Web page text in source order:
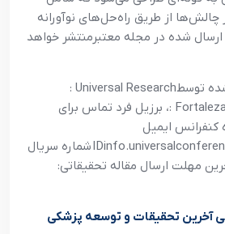
چالش‌ها از طريق راه‌حل‌هاي نوآورانه
شده در مجله معتبرمنتشر خواهد
توسط: Universal Research
:، برزيل فرد تماس براي
کنفرانس ايميل
شماره سريال
مهلت ارسال مقاله تحقيقاتي:
آخرين تحقيقات و توسعه پزشکي